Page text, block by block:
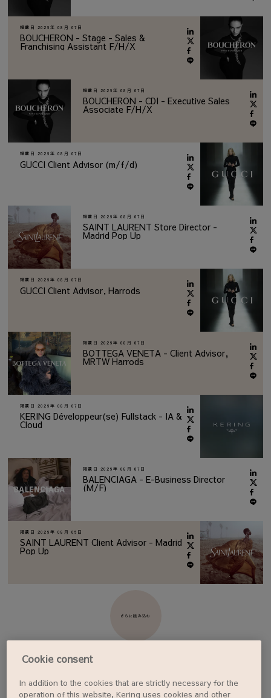
掲載日 2026年 08月 07日
BOUCHERON - Stage - Sales &
Franchising Assistant F/H/X
掲載日 2026年 08月 07日
BOUCHERON - CDI - Executive Sales
Associate F/H/X
掲載日 2026年 08月 07日
GUCCI Client Advisor (m/f/d)
掲載日 2026年 08月 07日
SAINT LAURENT Store Director -
Madrid Pop Up
掲載日 2026年 08月 07日
GUCCI Client Advisor, Harrods
掲載日 2026年 08月 07日
BOTTEGA VENETA - Client Advisor,
MRTW Harrods
掲載日 2026年 08月 07日
KERING Développeur(se) Fullstack - IA &
Cloud
掲載日 2026年 08月 07日
BALENCIAGA - E-Business Director
(M/F)
掲載日 2026年 08月 06日
SAINT LAURENT Client Advisor - Madrid
Pop Up
さらに読み込む
ジョブアラートを設定する
Cookie consent
In addition to the cookies that are strictly necessary for the
operation of this website, Kering uses cookies and other